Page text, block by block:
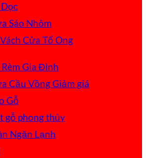
Sáo Nhôm
Cửa Tổ Ong
Gia Đình
Cầu Vồng
Gỗ
gỗ phong thủy
Ngăn Lạnh